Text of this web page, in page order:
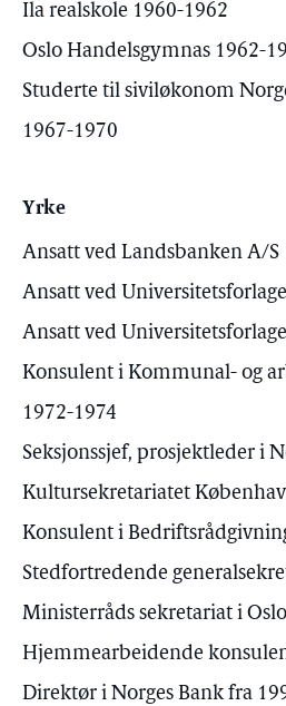
Ila realskole 1960-1962
Oslo Handelsgymnas 1962-
Studerte til siviløkonom
1967-1970
Yrke
Ansatt ved Landsbanken A/S
Ansatt ved
Ansatt ved
Konsulent i Kommunal- og
1972-1974
Seksjonssjef, prosjektleder i
Kultursekretariatet
Konsulent i
Stedfortredende
Ministerråds sekretariat i
Hjemmearbeidende
Direktør i Norges Bank fra